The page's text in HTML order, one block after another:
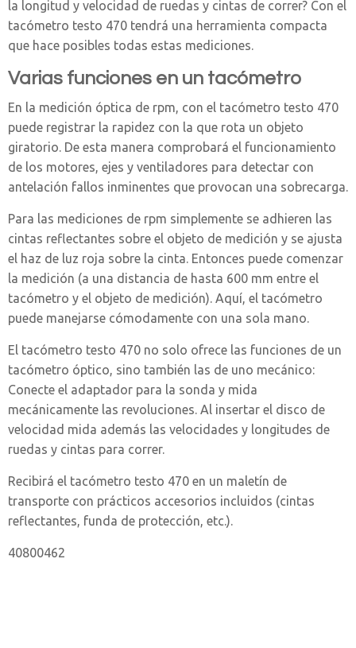
la longitud y velocidad de ruedas y cintas de correr? Con el
tacómetro testo 470 tendrá una herramienta compacta
que hace posibles todas estas mediciones.
Varias funciones en un tacómetro
En la medición óptica de rpm, con el tacómetro testo 470
puede registrar la rapidez con la que rota un objeto
giratorio. De esta manera comprobará el funcionamiento
de los motores, ejes y ventiladores para detectar con
antelación fallos inminentes que provocan una sobrecarga.
Para las mediciones de rpm simplemente se adhieren las
cintas reflectantes sobre el objeto de medición y se ajusta
el haz de luz roja sobre la cinta. Entonces puede comenzar
la medición (a una distancia de hasta 600 mm entre el
tacómetro y el objeto de medición). Aquí, el tacómetro
puede manejarse cómodamente con una sola mano.
El tacómetro testo 470 no solo ofrece las funciones de un
tacómetro óptico, sino también las de uno mecánico:
Conecte el adaptador para la sonda y mida
mecánicamente las revoluciones. Al insertar el disco de
velocidad mida además las velocidades y longitudes de
ruedas y cintas para correr.
Recibirá el tacómetro testo 470 en un maletín de
transporte con prácticos accesorios incluidos (cintas
reflectantes, funda de protección, etc.).
40800462